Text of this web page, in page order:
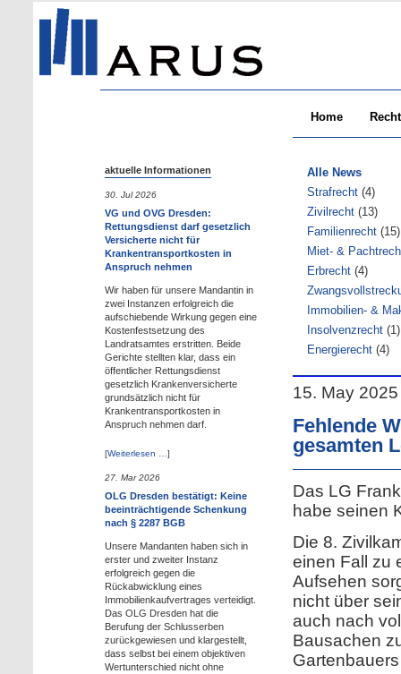
Home
aktuelle Informationen
30. Jul 2026
VG und OVG Dresden:
Rettungsdienst darf gesetzlich
Versicherte nicht für
Krankentransportkosten in
Anspruch nehmen
Wir haben für unsere Mandantin in
zwei Instanzen erfolgreich die
aufschiebende Wirkung gegen eine
Kostenfestsetzung des
Landratsamtes erstritten. Beide
Gerichte stellten klar, dass ein
öffentlicher Rettungsdienst
gesetzlich Krankenversicherte
grundsätzlich nicht für
Krankentransportkosten in
Anspruch nehmen darf.
[Weiterlesen … ]
27. Mar 2026
OLG Dresden bestätigt: Keine
beeinträchtigende Schenkung
nach § 2287 BGB
Unsere Mandanten haben sich in
erster und zweiter Instanz
erfolgreich gegen die
Rückabwicklung eines
Immobilienkaufvertrages verteidigt.
Das OLG Dresden hat die
Berufung der Schlusserben
zurückgewiesen und klargestellt,
dass selbst bei einem objektiven
Wertunterschied nicht ohne
Alle News
Strafrecht (4)
Zivilrecht (13)
Familienrecht (15)
Miet- &
Erbrecht (4)
Immobilien- &
Insolvenzrecht (1)
Energierecht (4)
15. May 2025
Fehlende
gesamten
Das LG
habe seinen
Die 8.
einen Fall zu
Aufsehen
nicht über
auch nach
Bausachen